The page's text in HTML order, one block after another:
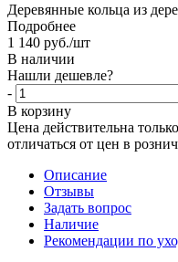
Деревянные кольца из
Подробнее
1 140 руб./шт
В наличии
Нашли дешевле?
-
В корзину
Цена действительна
отличаться от цен в
Описание
Отзывы
Задать вопрос
Наличие
Рекомендации по